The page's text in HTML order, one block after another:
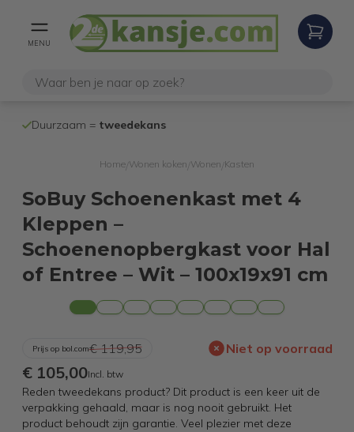
MENU
Duurzaam = tweedekans
Home Wonen koken Wonen Kasten
SoBuy Schoenenkast met 4
Kleppen –
Schoenenopbergkast voor Hal
of Entree – Wit – 100x19x91 cm
Prijs op bol.com€ 119,95 Niet op voorraad
€ 105,00Incl. btw
Reden tweedekans product? Dit product is een keer uit de
verpakking gehaald, maar is nog nooit gebruikt. Het
product behoudt zijn garantie. Veel plezier met deze